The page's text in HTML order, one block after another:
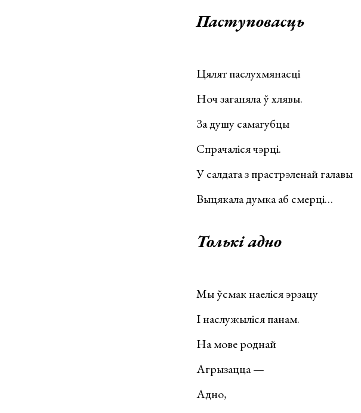
Паступовасць
Цялят паслухмянасці
Ноч заганяла ў хлявы.
За душу самагубцы
Спрачаліся чэрці.
У салдата з прастрэленай галавы
Выцякала думка аб смерці…
Толькі адно
Мы ўсмак наеліся эрзацу
І наслужыліся панам.
На мове роднай
Агрызацца —
Адно,